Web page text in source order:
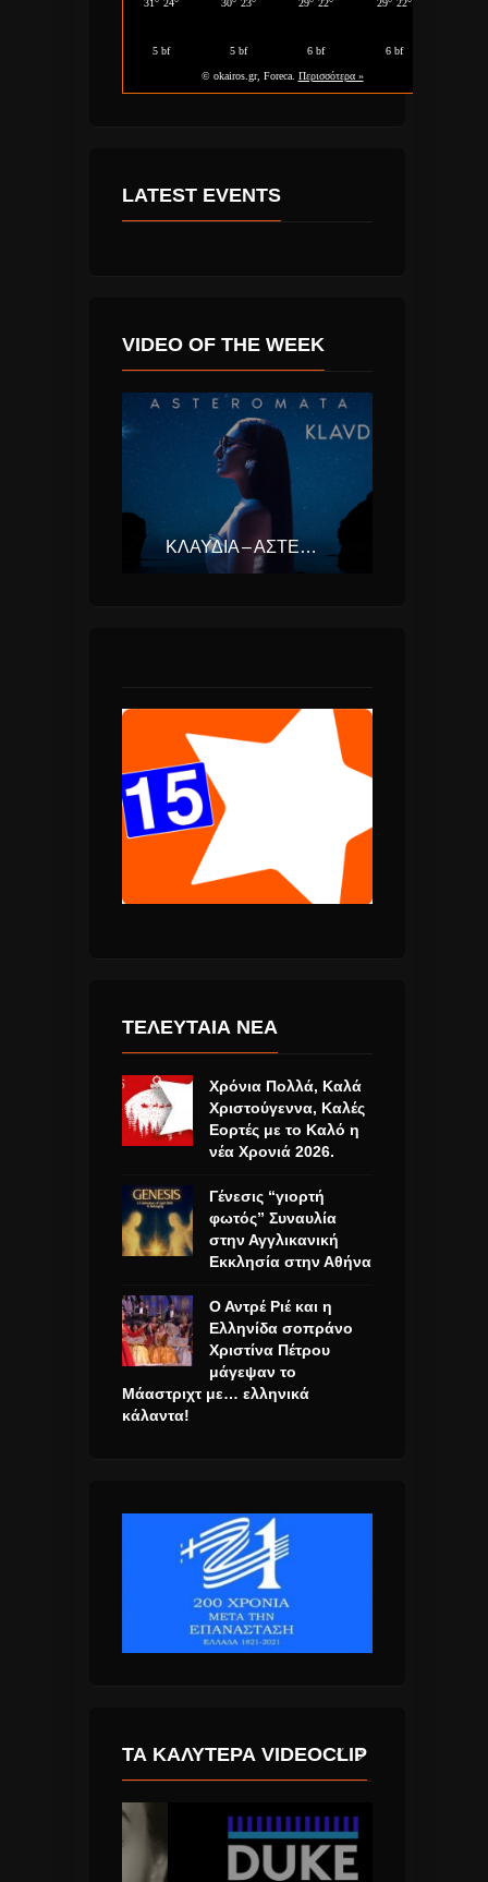
LATEST EVENTS
VIDEO OF THE WEEK
ΚΛΑΥΔΊΑ – ΑΣΤΕΡΟΜΆΤΑ (EUROVISION ΕΛΛΆΔΑ 2025)
ΤΕΛΕΥΤΑΙΑ ΝΕΑ
Χρόνια Πολλά, Καλά
Χριστούγεννα, Καλές
Εορτές με το Καλό η
νέα Χρονιά 2026.
Γένεσις “γιορτή
φωτός” Συναυλία
στην Αγγλικανική
Εκκλησία στην Αθήνα
Ο Αντρέ Ριέ και η
Ελληνίδα σοπράνο
Χριστίνα Πέτρου
μάγεψαν το
Μάαστριχτ με… ελληνικά
κάλαντα!
ΤΑ ΚΑΛΎΤΕΡΑ VIDEOCLIP